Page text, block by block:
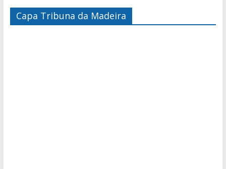
Capa Tribuna da Madeira